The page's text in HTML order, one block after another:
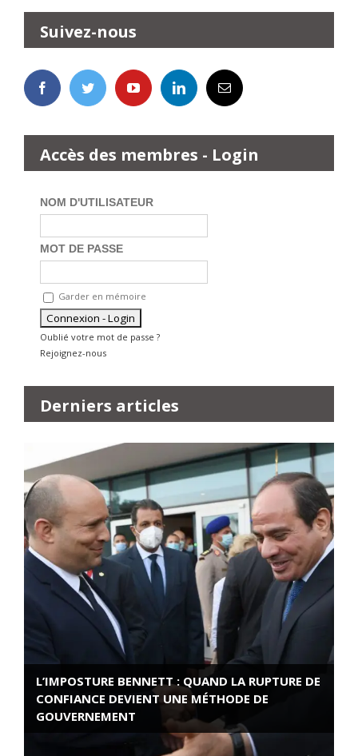
Suivez-nous
Accès des membres - Login
NOM D'UTILISATEUR
MOT DE PASSE
Garder en mémoire
Oublié votre mot de passe ?
Rejoignez-nous
Derniers articles
L’IMPOSTURE BENNETT : QUAND LA RUPTURE DE
CONFIANCE DEVIENT UNE MÉTHODE DE
GOUVERNEMENT